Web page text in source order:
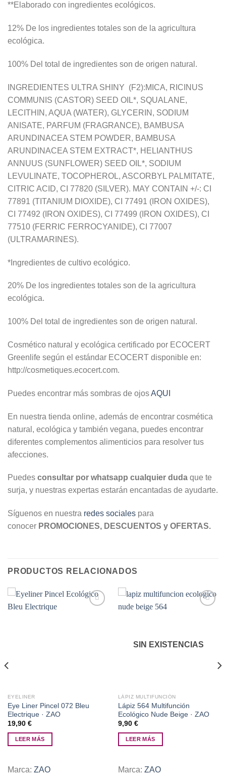
**Elaborado con ingredientes ecológicos.
12% De los ingredientes totales son de la agricultura
ecológica.
100% Del total de ingredientes son de origen natural.
INGREDIENTES ULTRA SHINY (F2):MICA, RICINUS
COMMUNIS (CASTOR) SEED OIL*, SQUALANE,
LECITHIN, AQUA (WATER), GLYCERIN, SODIUM
ANISATE, PARFUM (FRAGRANCE), BAMBUSA
ARUNDINACEA STEM POWDER, BAMBUSA
ARUNDINACEA STEM EXTRACT*, HELIANTHUS
ANNUUS (SUNFLOWER) SEED OIL*, SODIUM
LEVULINATE, TOCOPHEROL, ASCORBYL PALMITATE,
CITRIC ACID, CI 77820 (SILVER). MAY CONTAIN +/-: CI
77891 (TITANIUM DIOXIDE), CI 77491 (IRON OXIDES),
CI 77492 (IRON OXIDES), CI 77499 (IRON OXIDES), CI
77510 (FERRIC FERROCYANIDE), CI 77007
(ULTRAMARINES).
*Ingredientes de cultivo ecológico.
20% De los ingredientes totales son de la agricultura
ecológica.
100% Del total de ingredientes son de origen natural.
Cosmético natural y ecológica certificado por ECOCERT
Greenlife según el estándar ECOCERT disponible en:
http://cosmetiques.ecocert.com.
Puedes encontrar más sombras de ojosAQUI
En nuestra tienda online, además de encontrar cosmética
natural, ecológica y también vegana, puedes encontrar
diferentes complementos alimenticios para resolver tus
afecciones.
Puedes consultar por whatsapp cualquier duda que te
surja, y nuestras expertas estarán encantadas de ayudarte.
Síguenos en nuestra redes sociales para
conocer PROMOCIONES, DESCUENTOS y OFERTAS.
PRODUCTOS RELACIONADOS
EYELINER
Eye Liner Pincel 072 Bleu
Electrique · ZAO
19,90 €
LEER MÁS
Marca: ZAO
lista de
SIN EXISTENCIAS
LÁPIZ MULTIFUNCIÓN
Lápiz 564 Multifunción
Ecológico Nude Beige · ZAO
9,90 €
LEER MÁS
Marca: ZAO